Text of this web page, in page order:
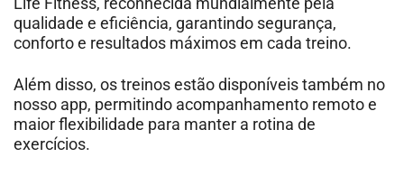
qualidade e eficiência, garantindo segurança,
conforto e resultados máximos em cada treino.
Além disso, os treinos estão disponíveis também no
nosso app, permitindo acompanhamento remoto e
maior flexibilidade para manter a rotina de
exercícios.